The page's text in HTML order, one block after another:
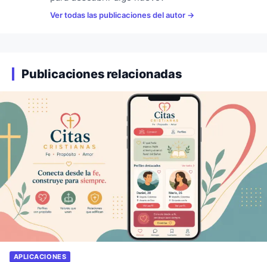
Ver todas las publicaciones del autor
Publicaciones relacionadas
APLICACIONES